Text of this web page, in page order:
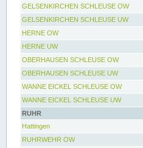
GELSENKIRCHEN SCHLEUSE OW
GELSENKIRCHEN SCHLEUSE UW
HERNE OW
HERNE UW
OBERHAUSEN SCHLEUSE OW
OBERHAUSEN SCHLEUSE UW
WANNE EICKEL SCHLEUSE OW
WANNE EICKEL SCHLEUSE UW
RUHR
Hattingen
RUHRWEHR OW